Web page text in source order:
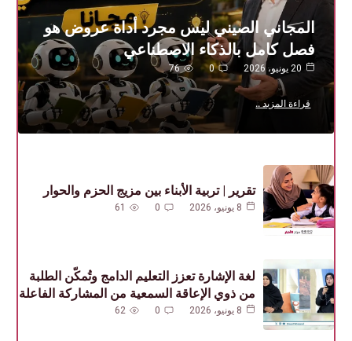
المجاني الصيني ليس مجرد أداة عروض هو
فصل كامل بالذكاء الاصطناعي
20 يونيو، 2026 0
76
قراءة المزيد ..
تقرير | تربية الأبناء بين مزيج الحزم والحوار
8 يونيو، 2026 0
61
لغة الإشارة تعزز التعليم الدامج وتُمكّن الطلبة
من ذوي الإعاقة السمعية من المشاركة الفاعلة
8 يونيو، 2026 0
62